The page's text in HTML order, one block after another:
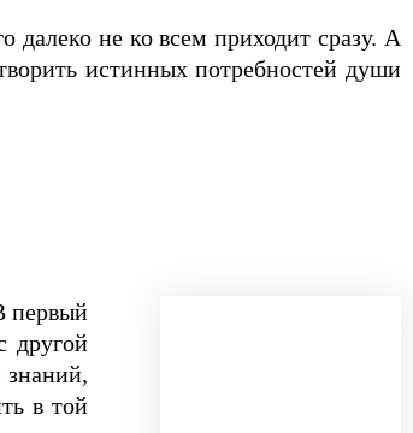
далеко не ко всем приходит сразу. А
истинных потребностей души
первый
другой
в той